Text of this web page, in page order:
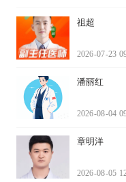
祖超
2026-07-23
潘丽红
2026-08-04
章明洋
2026-08-05